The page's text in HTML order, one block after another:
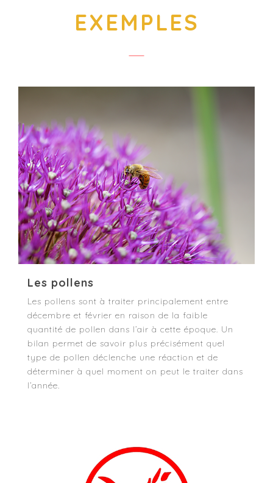
EXEMPLES
Les pollens
Les pollens sont à traiter principalement entre
décembre et février en raison de la faible
quantité de pollen dans l’air à cette époque. Un
bilan permet de savoir plus précisément quel
type de pollen déclenche une réaction et de
déterminer à quel moment on peut le traiter dans
l’année.